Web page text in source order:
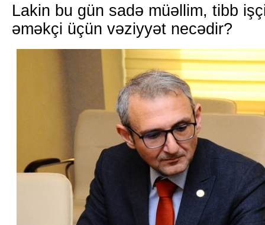
Lakin bu gün sadə müəllim, tibb
əməkçi üçün vəziyyət necədir?